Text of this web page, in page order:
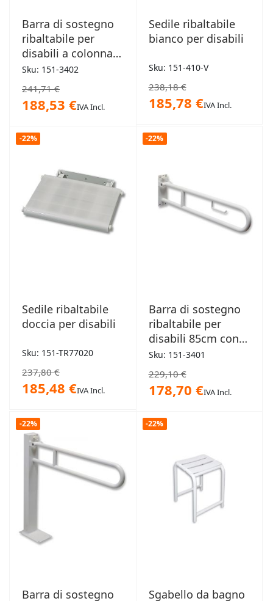
Barra di sostegno
ribaltabile per
disabili a colonna
85cm
Sku: 151-3402
241,71 €
188,53 €IVA Incl.
Sedile ribaltabile
bianco per disabili
Sku: 151-410-V
238,18 €
185,78 €IVA Incl.
-22%
Sedile ribaltabile
doccia per disabili
Sku: 151-TR77020
237,80 €
185,48 €IVA Incl.
-22%
Barra di sostegno
ribaltabile per
disabili 85cm con
portacarta igienica
Sku: 151-3401
229,10 €
178,70 €IVA Incl.
-22%
Barra di sostegno
-22%
Sgabello da bagno